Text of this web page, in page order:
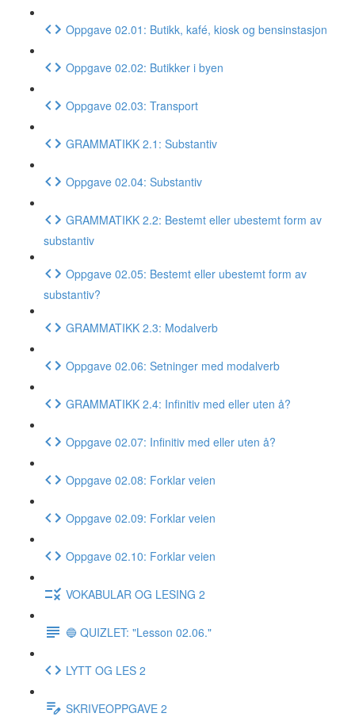
Oppgave 02.01: Butikk, kafé, kiosk og bensinstasjon
Oppgave 02.02: Butikker i byen
Oppgave 02.03: Transport
GRAMMATIKK 2.1: Substantiv
Oppgave 02.04: Substantiv
GRAMMATIKK 2.2: Bestemt eller ubestemt form av
substantiv
Oppgave 02.05: Bestemt eller ubestemt form av
substantiv?
GRAMMATIKK 2.3: Modalverb
Oppgave 02.06: Setninger med modalverb
GRAMMATIKK 2.4: Infinitiv med eller uten å?
Oppgave 02.07: Infinitiv med eller uten å?
Oppgave 02.08: Forklar veien
Oppgave 02.09: Forklar veien
Oppgave 02.10: Forklar veien
VOKABULAR OG LESING 2
🔵 QUIZLET: "Lesson 02.06."
LYTT OG LES 2
SKRIVEOPPGAVE 2